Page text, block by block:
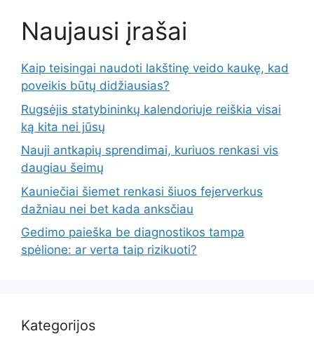
Naujausi įrašai
Kaip teisingai naudoti lakštinę veido kaukę, kad
poveikis būtų didžiausias?
Rugsėjis statybininkų kalendoriuje reiškia visai
ką kita nei jūsų
Nauji antkapių sprendimai, kuriuos renkasi vis
daugiau šeimų
Kauniečiai šiemet renkasi šiuos fejerverkus
dažniau nei bet kada anksčiau
Gedimo paieška be diagnostikos tampa
spėlione: ar verta taip rizikuoti?
Kategorijos